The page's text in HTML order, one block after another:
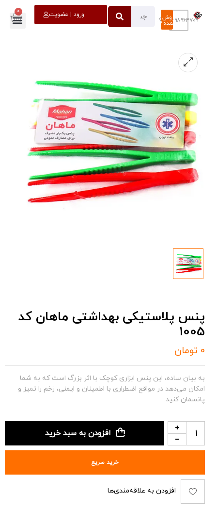
۰۹۳۹۸۹۶۴۷۰۹
فروش
عمده
ورود | عضویت 0
پنس پلاستیکی بهداشتی ماهان کد
1005
0 تومان
به بیان ساده، این پنس ابزاری کوچک با اثر بزرگ است که به شما
امکان می‌دهد در مواقع اضطراری با اطمینان و ایمنی، زخم را تمیز و
پانسمان کنید.
افزودن به سبد خرید
خرید سریع
افزودن به علاقه‌مندی‌ها